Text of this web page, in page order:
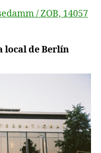
/ ZOB, 14057
local de Berlín